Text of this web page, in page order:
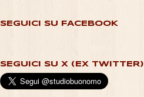
SEGUICI SU FACEBOOK
SEGUICI SU X (EX TWITTER)